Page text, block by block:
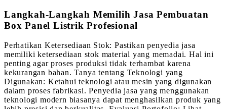
Langkah-Langkah Memilih Jasa Pembuatan
Box Panel Listrik Profesional
Perhatikan Ketersediaan Stok: Pastikan penyedia jasa
memiliki ketersediaan stok material yang memadai. Hal ini
penting agar proses produksi tidak terhambat karena
kekurangan bahan. Tanya tentang Teknologi yang
Digunakan: Ketahui teknologi atau mesin yang digunakan
dalam proses fabrikasi. Penyedia jasa yang menggunakan
teknologi modern biasanya dapat menghasilkan produk yang